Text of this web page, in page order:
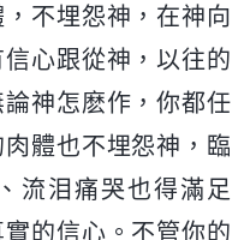
不埋怨神，在神向
心跟從神，以往的
神怎麽作，你都任
體也不埋怨神，臨
流泪痛哭也得滿足
的信心。不管你的